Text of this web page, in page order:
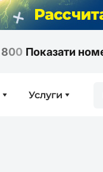
800 Показати
Услуги